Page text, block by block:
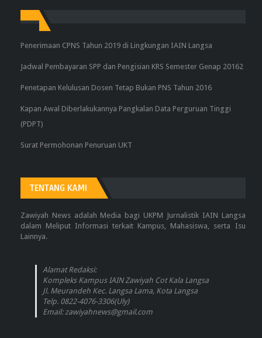
Penerimaan CPNS Tahun 2019 di Lingkungan IAIN Langsa
Jadwal Pembayaran SPP dan Pengisian KRS Semester Genap 20162
Penetapan Kelulusan Dosen Tetap Bukan PNS Tahun 2016
Kapan Awal Diberlakukannya Pangkalan Data Perguruan Tinggi
(PDPT)
Surat Permohonan Penuruan UKT
TENTANG KAMI
Zawiyah News adalah Media bagi UKPM Jurnalistik IAIN Langsa
dalam Meliput Informasi terkait Kampus, Mahasiswa, serta Isu
Lainnya.
Alamat Redaksi:
Kompleks Kampus IAIN Zawiyah Cot Kala Langsa
Jl. Meurandeh Kec. Langsa Lama, Kota Langsa
Telp. 0822-4076-3306(Uly)
Email: zawiyahnews@gmail.com